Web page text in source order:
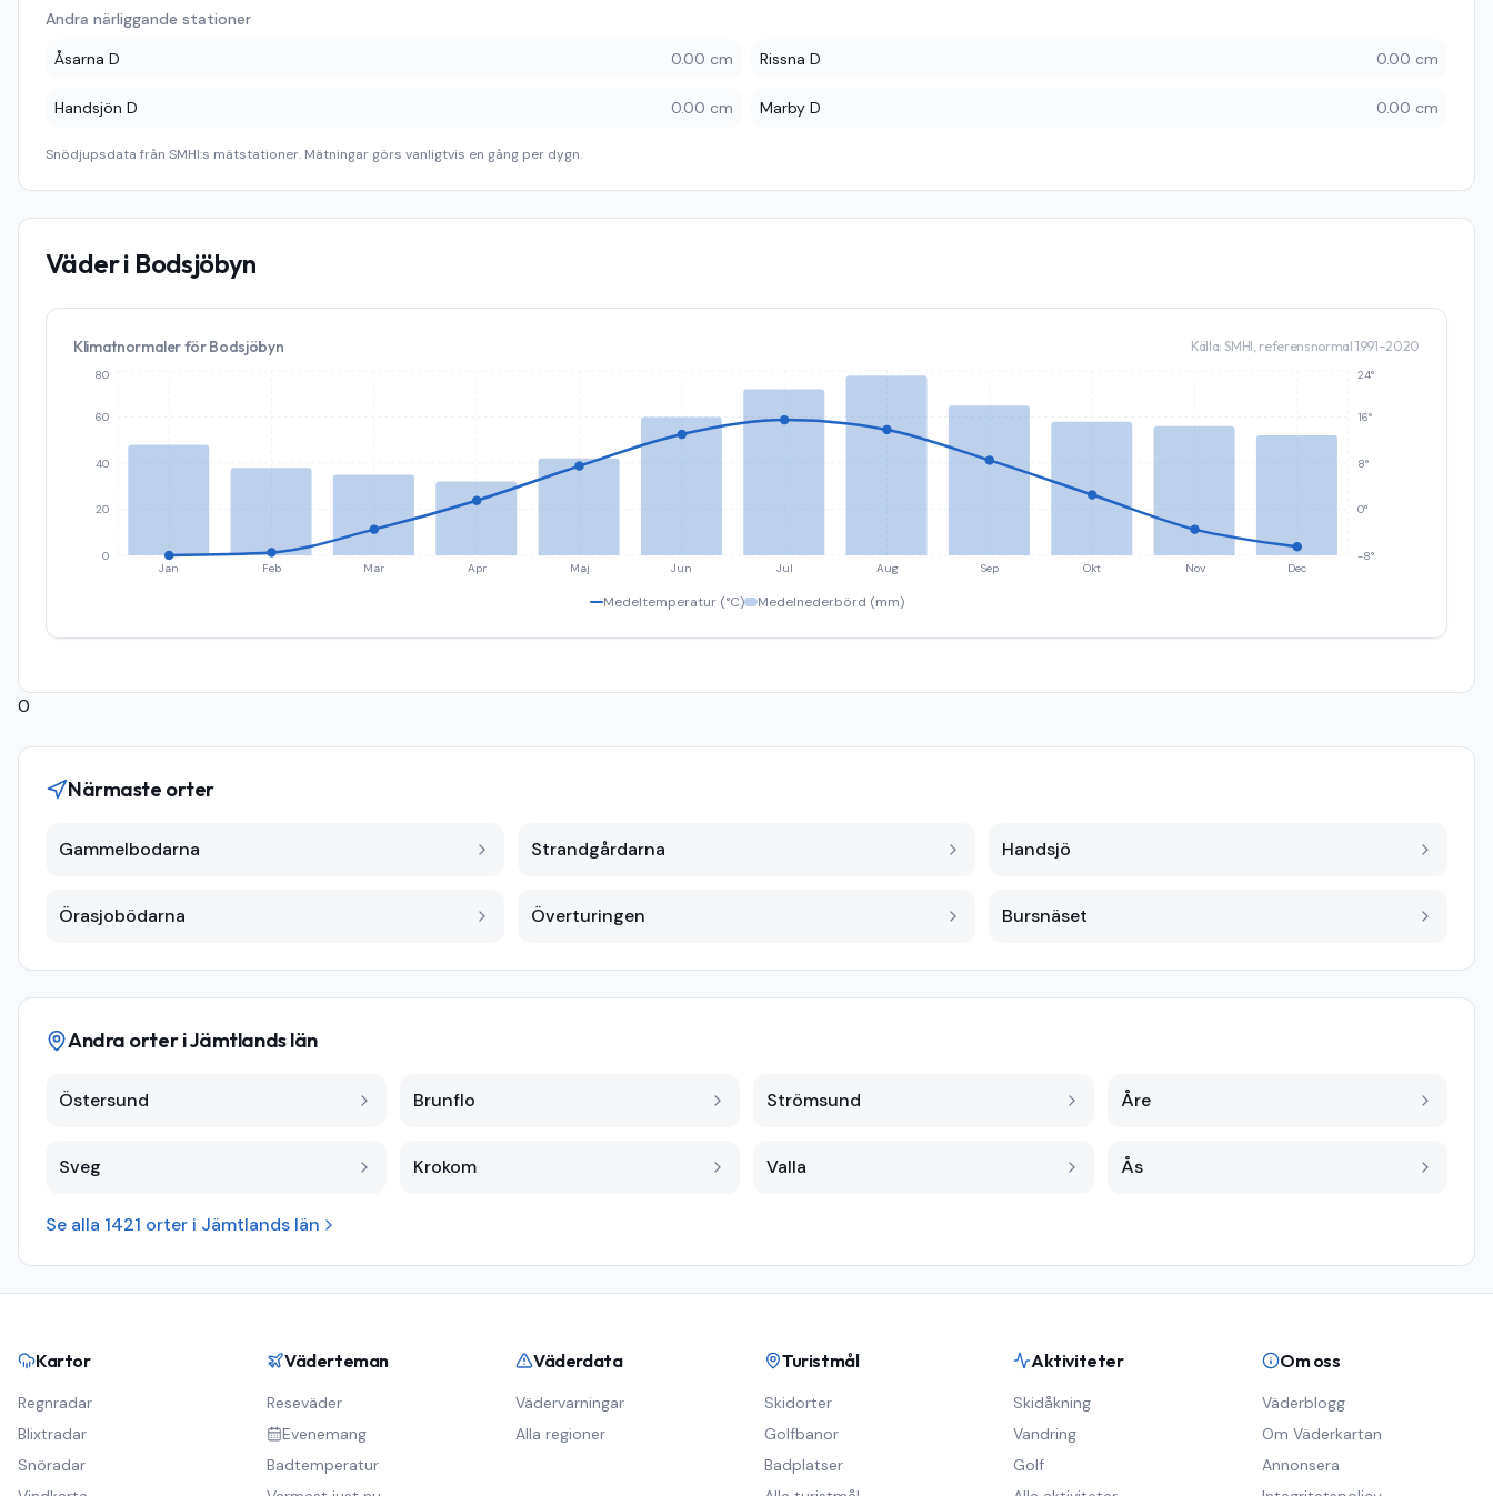
Andra närliggande stationer
Åsarna D
0.00 cm Rissna D 0.00 cm
Handsjön D 0.00 cm Marby D 0.00 cm
Snödjupsdata från SMHI:s mätstationer. Mätningar görs vanligtvis en gång per dygn.
Väder i Bodsjöbyn
Klimatnormaler förBodsjöbyn Källa: SMHI, referensnormal 1991–2020
Jan Feb Mar Apr Maj Jun Jul Aug Sep Okt Nov Dec
0
20
40
60
80
-8°
0°
8°
16°
24°
Medeltemperatur (°C) Medelnederbörd (mm)
0
Närmaste orter
Gammelbodarna Strandgårdarna Handsjö
Örasjobödarna Överturingen Bursnäset
Andra orter iJämtlands län
Östersund Brunflo Strömsund Åre
Sveg Krokom Valla Ås
Se alla 1421 orter i Jämtlands län
Kartor
Regnradar
Blixtradar
Snöradar
Väderteman
Reseväder
Evenemang
Badtemperatur
Väderdata
Vädervarningar
Alla regioner
Turistmål
Skidorter
Golfbanor
Badplatser
Aktiviteter
Skidåkning
Vandring
Golf
Om oss
Väderblogg
Om Väderkartan
Annonsera